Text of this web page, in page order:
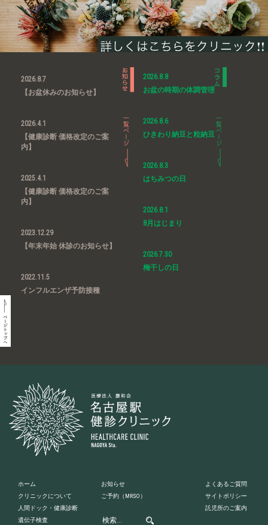
2026.8.7
【お盆休みのお知らせ】
2026.4.1
【健康診断 価格改定のご案
内】
2025.4.1
【健康診断 価格改定のご案
内】
2023.12.29
【年末年始 休診のお知らせ】
2022.11.5
インフルエンザ予防接種
2026.8.8
お盆の時期の体調管理
2026.8.6
ひきわり納豆と粒納豆
2026.8.3
はちみつの日
2026.8.1
8月はじまり
2026.7.30
梅干しの日
ホーム
クリニックについて
人間ドック・健康診断
遺伝子検査
お知らせ
ご予約 （MRSO）
よくあるご質問
サイトポリシー
託児所のご案内